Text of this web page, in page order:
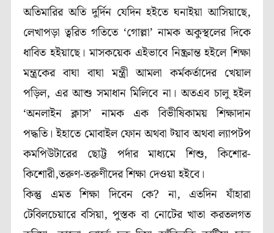
অতিমারির অতি দুর্দিন যেদিন হইতে ঘনাইয়া আসিয়াছে,
লেখাপড়া ত্বরিত গতিতে ‘গোল্লা’ নামক অকুস্থলের দিকে
ধাবিত হইয়াছে। মাসকয়েক এইভাবে নিষ্ক্রান্ত হইলে শিক্ষা
মন্ত্রকের বাঘা বাঘা মন্ত্রী আমলা কর্মকর্তাদের খেয়াল
পড়িল, এর আশু সমাধান মিলিবে না। অতএব চালু হইল
‘অনলাইন ক্লাস’ নামক এক বিভীষিকাময় শিক্ষাদান
পদ্ধতি। ইহাতে মোবাইল ফোন অথবা ট্য়াব অথবা ল্যাপটপ
কমপিউটারের ছোট্ট পর্দার মাধ্যমে শিশু, কিশোর-
কিশোরী,তরুণ-তরুণীদের শিক্ষা দেওয়া হইবে।
কিন্তু এমত শিক্ষা দিবেন কে? না, এতদিন যাঁহারা
টেবিলচেয়ারে বসিয়া, পুস্তক বা নোটের খাতা করতলগত